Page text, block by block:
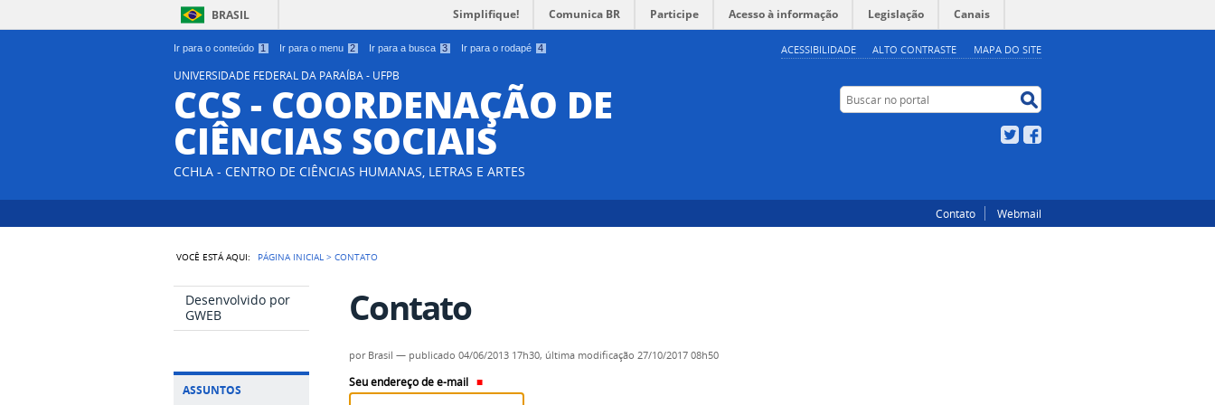
Ir para o conteúdo 1 Ir para o menu 2 Ir para a busca 3 Ir para o rodapé 4 ACESSIBILIDADE ALTO CONTRASTE MAPA DO SITE
BRASIL Simplifique! Comunica BR Participe Acesso à informação Legislação Canais
UNIVERSIDADE FEDERAL DA PARAÍBA - UFPB
CCS - COORDENAÇÃO DE
CIÊNCIAS SOCIAIS
CCHLA - CENTRO DE CIÊNCIAS HUMANAS, LETRAS E ARTES
Buscar no portal
Twitter
Contato Webmail
VOCÊ ESTÁ AQUI: PÁGINA INICIAL >CONTATO
Desenvolvido por
GWEB
ASSUNTOS
Contato
por Brasil — publicado 04/06/2013 17h30, última modificação 27/10/2017 08h50
Seu endereço de e-mail